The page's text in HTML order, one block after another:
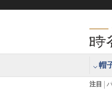
帽
注目